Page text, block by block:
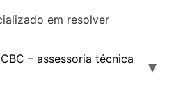
em resolver
– assessoria técnica